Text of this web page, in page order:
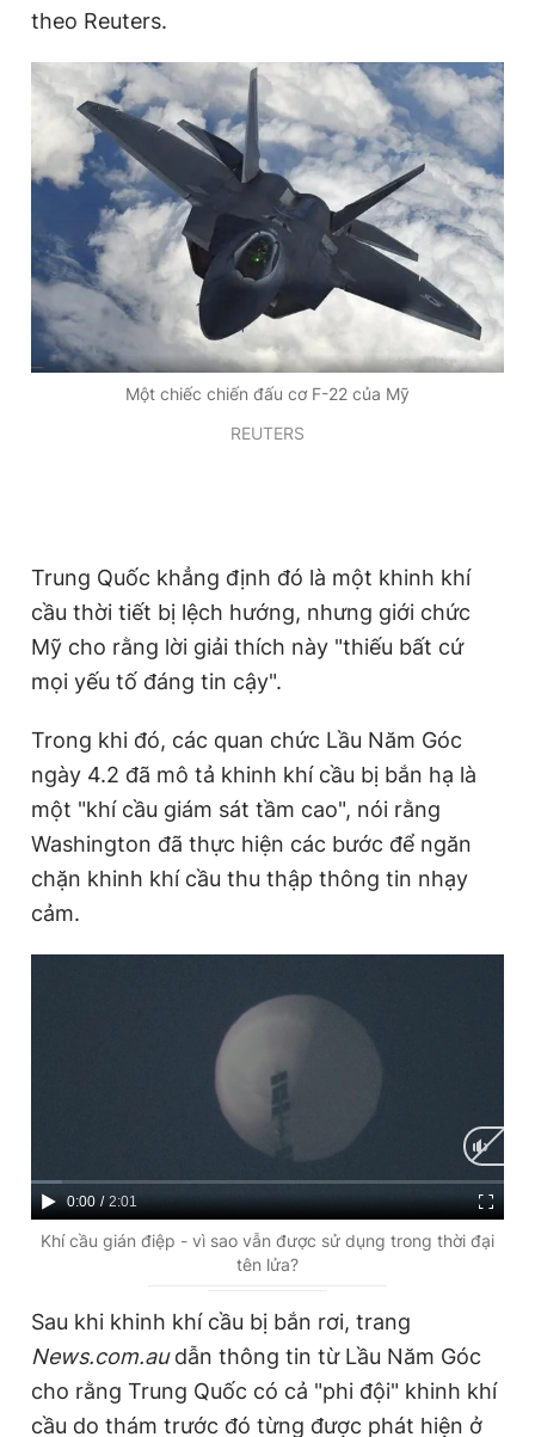
theo Reuters.
Một chiếc chiến đấu cơ F-22 của Mỹ
REUTERS
Trung Quốc khẳng định đó là một khinh khí
cầu thời tiết bị lệch hướng, nhưng giới chức
Mỹ cho rằng lời giải thích này "thiếu bất cứ
mọi yếu tố đáng tin cậy".
Trong khi đó, các quan chức Lầu Năm Góc
ngày 4.2 đã mô tả khinh khí cầu bị bắn hạ là
một "khí cầu giám sát tầm cao", nói rằng
Washington đã thực hiện các bước để ngăn
chặn khinh khí cầu thu thập thông tin nhạy
cảm.
C
u
0:00 / D
u
o
2:01
Khí cầu gián điệp - vì sao vẫn được sử dụng trong thời đại
tên lửa?
Sau khi khinh khí cầu bị bắn rơi, trang
News.com.audẫn thông tin từ Lầu Năm Góc
cho rằng Trung Quốc có cả "phi đội" khinh khí
cầu do thám trước đó từng được phát hiện ở